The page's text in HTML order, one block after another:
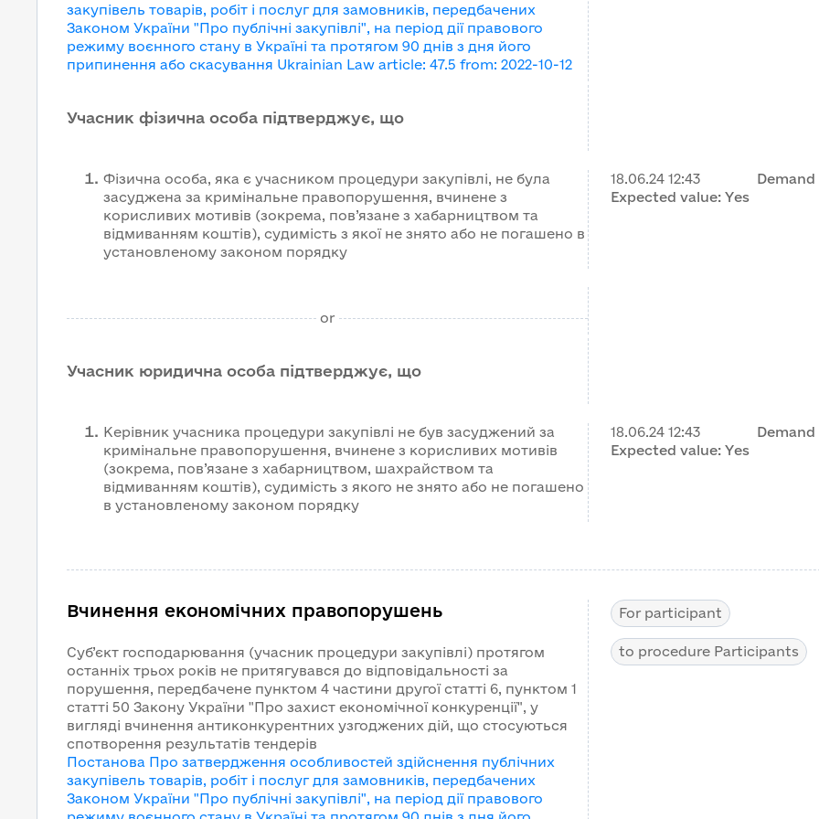
закупівель товарів, робіт і послуг для замовників, передбачених
Законом України "Про публічні закупівлі", на період дії правового
режиму воєнного стану в Україні та протягом 90 днів з дня його
припинення або скасування Ukrainian Law article: 47.5 from: 2022-10-12
Учасник фізична особа підтверджує, що
Фізична особа, яка є учасником процедури закупівлі, не була
засуджена за кримінальне правопорушення, вчинене з
корисливих мотивів (зокрема, пов’язане з хабарництвом та
відмиванням коштів), судимість з якої не знято або не погашено в
установленому законом порядку
18.06.24 12:43
Expected value: Yes
or
Учасник юридична особа підтверджує, що
Керівник учасника процедури закупівлі не був засуджений за
кримінальне правопорушення, вчинене з корисливих мотивів
(зокрема, пов’язане з хабарництвом, шахрайством та
відмиванням коштів), судимість з якого не знято або не погашено
в установленому законом порядку
18.06.24 12:43
Expected value: Yes
Вчинення економічних правопорушень
Суб’єкт господарювання (учасник процедури закупівлі) протягом
останніх трьох років не притягувався до відповідальності за
порушення, передбачене пунктом 4 частини другої статті 6, пунктом 1
статті 50 Закону України "Про захист економічної конкуренції", у
вигляді вчинення антиконкурентних узгоджених дій, що стосуються
спотворення результатів тендерів
Постанова Про затвердження особливостей здійснення публічних
закупівель товарів, робіт і послуг для замовників, передбачених
Законом України "Про публічні закупівлі", на період дії правового
For participant
to procedure Participants